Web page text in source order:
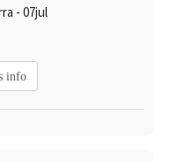
- 07jul
info